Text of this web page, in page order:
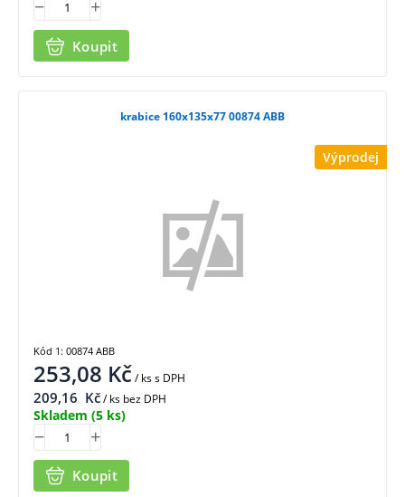
Koupit
Výprodej
krabice 160x135x77 00874 ABB
253,08 Kč/ kss DPH
209,16 Kč/ ks bez DPH
Skladem (5 ks)
Koupit
Kód 1: 00874 ABB